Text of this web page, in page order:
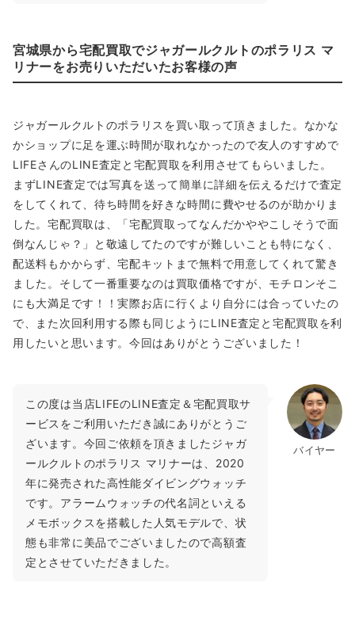
宮城県から宅配買取でジャガールクルトのポラリス マ
リナーをお売りいただいたお客様の声
ジャガールクルトのポラリスを買い取って頂きました。なかな
かショップに足を運ぶ時間が取れなかったので友人のすすめで
LIFEさんのLINE査定と宅配買取を利用させてもらいました。
まずLINE査定では写真を送って簡単に詳細を伝えるだけで査定
をしてくれて、待ち時間を好きな時間に費やせるのが助かりま
した。宅配買取は、「宅配買取ってなんだかややこしそうで面
倒なんじゃ？」と敬遠してたのですが難しいことも特になく、
配送料もかからず、宅配キットまで無料で用意してくれて驚き
ました。そして一番重要なのは買取価格ですが、モチロンそこ
にも大満足です！！実際お店に行くより自分には合っていたの
で、また次回利用する際も同じようにLINE査定と宅配買取を利
用したいと思います。今回はありがとうございました！
バイヤー
この度は当店LIFEのLINE査定＆宅配買取サ
ービスをご利用いただき誠にありがとうご
ざいます。今回ご依頼を頂きましたジャガ
ールクルトのポラリス マリナーは、2020
年に発売された高性能ダイビングウォッチ
です。アラームウォッチの代名詞といえる
メモボックスを搭載した人気モデルで、状
態も非常に美品でございましたので高額査
定とさせていただきました。